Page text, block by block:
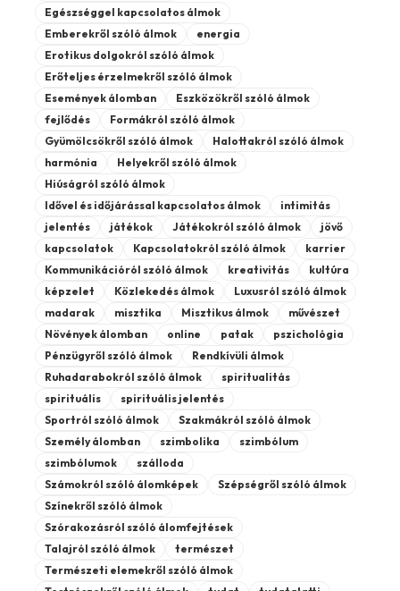
Egészséggel kapcsolatos álmok
Emberekről szóló álmok
energia
Erotikus dolgokról szóló álmok
Erőteljes érzelmekről szóló álmok
Események álomban
Eszközökről szóló álmok
fejlődés
Formákról szóló álmok
Gyümölcsökről szóló álmok
Halottakról szóló álmok
harmónia
Helyekről szóló álmok
Hiúságról szóló álmok
Idővel és időjárással kapcsolatos álmok
intimitás
jelentés
játékok Játékokról szóló álmok
jövő
kapcsolatok
Kapcsolatokról szóló álmok
karrier
Kommunikációról szóló álmok
kreativitás
kultúra
képzelet
Közlekedés álmok
Luxusról szóló álmok
madarak
misztika Misztikus álmok
művészet
Növények álomban
online patak
pszichológia
Pénzügyről szóló álmok
Rendkívüli álmok
Ruhadarabokról szóló álmok
spiritualitás
spirituális
spirituális jelentés
Sportról szóló álmok
Szakmákról szóló álmok
Személy álomban
szimbolika
szimbólum
szimbólumok
szálloda
Számokról szóló álomképek
Szépségről szóló álmok
Színekről szóló álmok
Szórakozásról szóló álomfejtések
Talajról szóló álmok
természet
Természeti elemekről szóló álmok